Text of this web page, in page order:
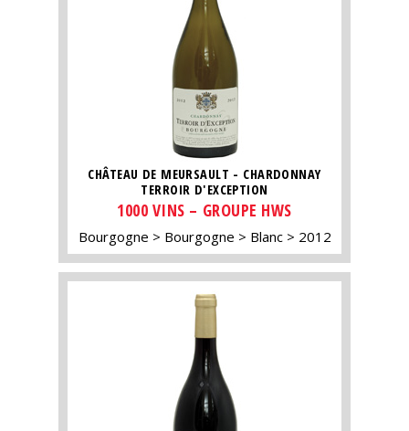
CHÂTEAU DE MEURSAULT - CHARDONNAY
TERROIR D'EXCEPTION
1000 VINS – GROUPE HWS
Bourgogne Bourgogne Blanc 2012